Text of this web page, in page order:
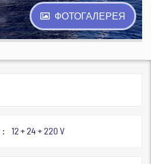
ФОТОГАЛЕРЕЯ
12 + 24 + 220 V